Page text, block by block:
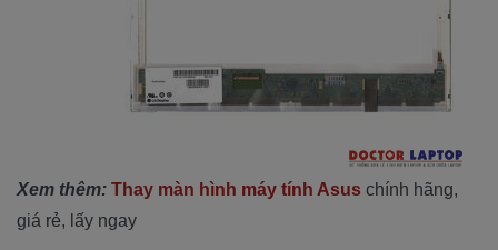
Xem thêm: Thay màn hình máy tính Asus chính hãng,
giá rẻ, lấy ngay